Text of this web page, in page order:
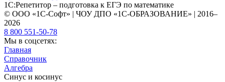
1С:Репетитор – подготовка к ЕГЭ по математике
© ООО «1С-Софт» | ЧОУ ДПО «1С-ОБРАЗОВАНИЕ» | 2016–
2026
8 800 551-50-78
Мы в соцсетях:
Главная
Справочник
Алгебра
Синус и косинус